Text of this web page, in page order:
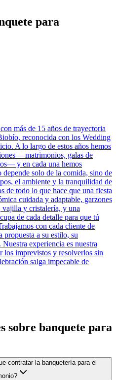
para
más de 15 años de trayectoria
reconocida con los Wedding
A lo largo de estos años hemos
—matrimonios, galas de
y en cada una hemos
solo de la comida, sino de
el ambiente y la tranquilidad de
de todo lo que hace que una fiesta
cuidada y adaptable, garzones
vajilla y cristalería, y una
de cada detalle para que tú
con cada cliente de
propuesta a su estilo, su
experiencia es nuestra
los imprevistos y resolverlos sin
salga impecable de
sobre banquete para
contratar la banquetería para el